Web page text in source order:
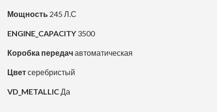
Мощность 245 Л.С
ENGINE_CAPACITY 3500
Коробка передачавтоматическая
Цветсеребристый
VD_METALLICДа